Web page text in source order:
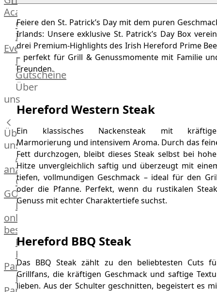
Academy
OTTO@Home
Individuelle
Events
Partner
Kalender
Gästehaus
Villa
Glanzstoff
Gutscheine
Über
uns
Über
uns
Alle
anzeigen
OTTO
GOURMET
Lebensmittel
online
bestellen
Karriere
Kochschul-
Partner
Depot-
Feiere den St. Patrick’s Day mit dem puren
Irlands: Unsere exklusive St. Patrick’s Day Box
drei Premium-Highlights des Irish Hereford Prime
– perfekt für Grill & Genussmomente mit Familie
Freunden.
Hereford Western Steak
Ein klassisches Nackensteak mit
Marmorierung und intensivem Aroma. Durch das
Fett durchzogen, bleibt dieses Steak selbst bei
Hitze unvergleichlich saftig und überzeugt mit
tiefen, vollmundigen Geschmack – ideal für den
oder die Pfanne. Perfekt, wenn du rustikalen
Genuss mit echter Charaktertiefe suchst.
Hereford BBQ Steak
Das BBQ Steak zählt zu den beliebtesten Cuts
Grillfans, die kräftigen Geschmack und saftige
lieben. Aus der Schulter geschnitten, begeistert es